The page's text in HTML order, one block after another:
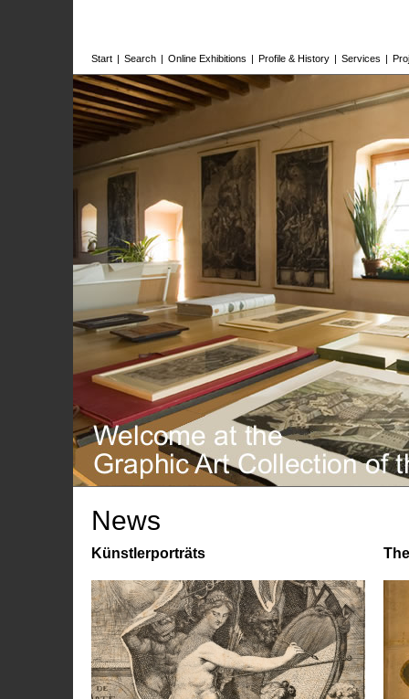
Start | Search | Online Exhibitions | Profile & History | Services |
News
Künstlerporträts